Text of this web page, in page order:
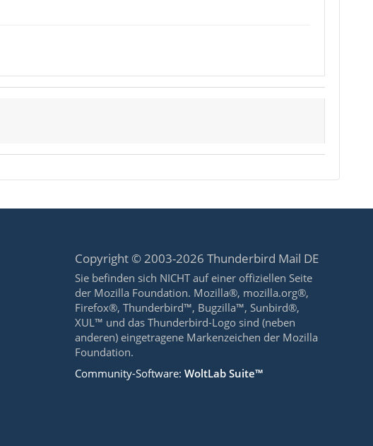
Copyright © 2003-2026 Thunderbird Mail DE
Sie befinden sich NICHT auf einer offiziellen Seite
der Mozilla Foundation. Mozilla®, mozilla.org®,
Firefox®, Thunderbird™, Bugzilla™, Sunbird®,
XUL™ und das Thunderbird-Logo sind (neben
anderen) eingetragene Markenzeichen der Mozilla
Foundation.
Community-Software:WoltLab Suite™